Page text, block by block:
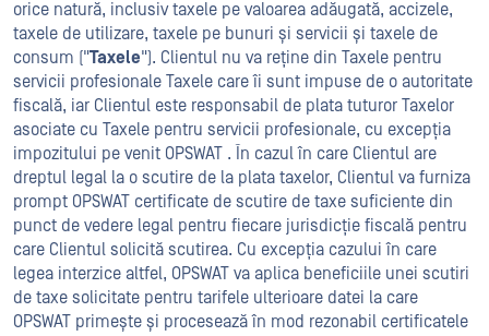
orice natură, inclusiv taxele pe valoarea adăugată, accizele,
taxele de utilizare, taxele pe bunuri și servicii și taxele de
consum ("Taxele"). Clientul nu va reține din Taxele pentru
servicii profesionale Taxele care îi sunt impuse de o autoritate
fiscală, iar Clientul este responsabil de plata tuturor Taxelor
asociate cu Taxele pentru servicii profesionale, cu excepția
impozitului pe venit OPSWAT . În cazul în care Clientul are
dreptul legal la o scutire de la plata taxelor, Clientul va furniza
prompt OPSWAT certificate de scutire de taxe suficiente din
punct de vedere legal pentru fiecare jurisdicție fiscală pentru
care Clientul solicită scutirea. Cu excepția cazului în care
legea interzice altfel, OPSWAT va aplica beneficiile unei scutiri
de taxe solicitate pentru tarifele ulterioare datei la care
OPSWAT primește și procesează în mod rezonabil certificatele